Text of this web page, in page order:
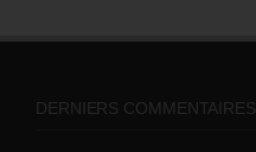
DERNIERS COMMENTAIRES